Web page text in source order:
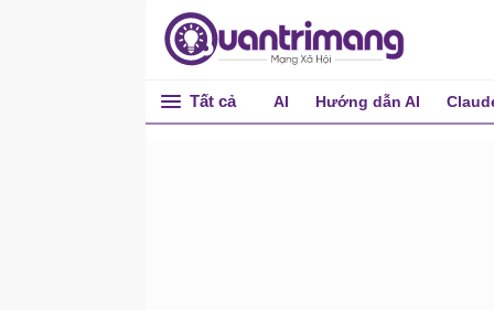
Tất cả AI Hướng dẫn AI